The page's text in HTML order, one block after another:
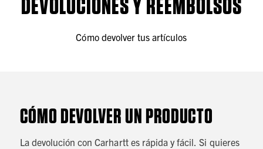
Cómo devolver tus artículos
CÓMO DEVOLVER UN PRODUCTO
La devolución con Carhartt es rápida y fácil. Si quieres